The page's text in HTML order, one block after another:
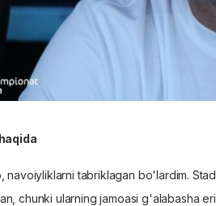
navoiyliklarni tabriklagan bo'lardim.
chunki ularning jamoasi g'alabasha